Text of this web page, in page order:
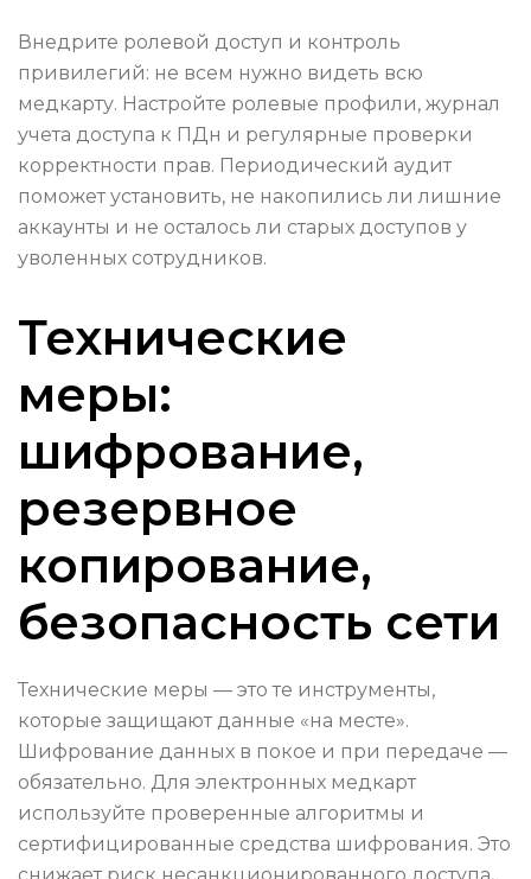
Внедрите ролевой доступ и контроль
привилегий: не всем нужно видеть всю
медкарту. Настройте ролевые профили, журнал
учета доступа к ПДн и регулярные проверки
корректности прав. Периодический аудит
поможет установить, не накопились ли лишние
аккаунты и не осталось ли старых доступов у
уволенных сотрудников.
Технические
меры:
шифрование,
резервное
копирование,
безопасность сети
Технические меры — это те инструменты,
которые защищают данные «на месте».
Шифрование данных в покое и при передаче —
обязательно. Для электронных медкарт
используйте проверенные алгоритмы и
сертифицированные средства шифрования. Это